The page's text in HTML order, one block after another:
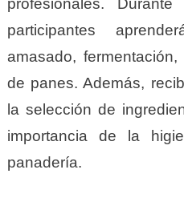
participantes
amasado,
de panes. Además,
la selección de
importancia de la
panadería.